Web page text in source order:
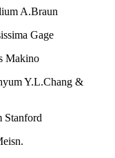
A.Braun
Gage
Makino
Y.L.Chang &
Stanford